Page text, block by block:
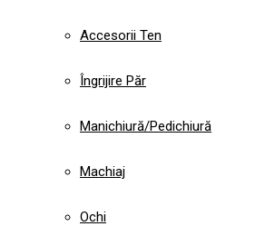
Accesorii Ten
Îngrijire Păr
Manichiură/Pedichiură
Machiaj
Ochi